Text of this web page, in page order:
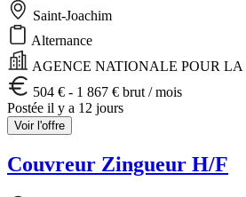
Saint-Joachim
Alternance
AGENCE NATIONALE POUR LA
504 € - 1 867 € brut / mois
Postée il y a 12 jours
Voir l'offre
Couvreur Zingueur H/F